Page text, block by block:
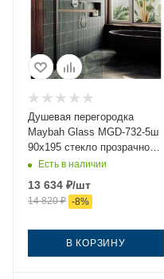
Душевая перегородка
Maybah Glass MGD-732-5ш
90х195 стекло прозрачное
профиль хром
Есть в наличии
13 634 ₽/шт
14 820₽ -8%
В КОРЗИНУ